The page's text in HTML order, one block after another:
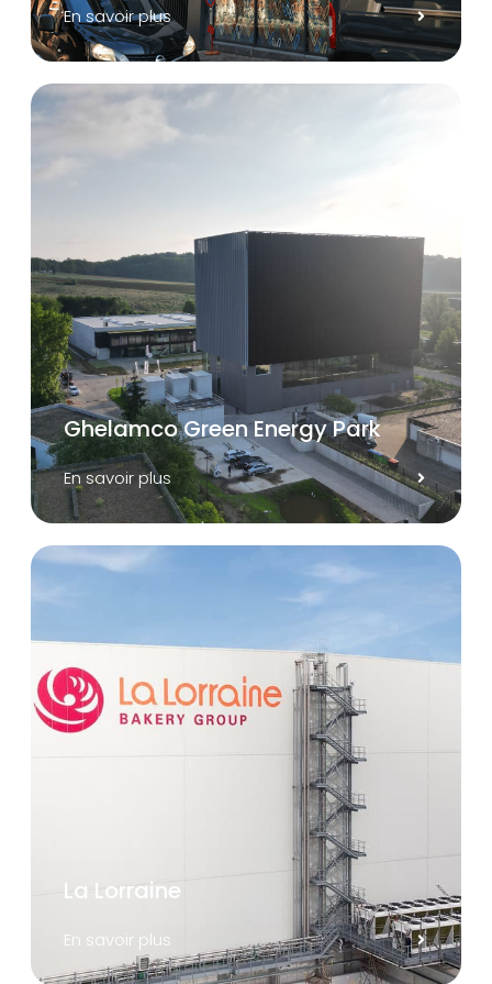
En savoir plus
Ghelamco Green Energy Park
En savoir plus
La Lorraine
En savoir plus